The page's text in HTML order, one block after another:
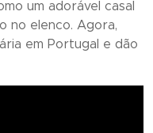
um adorável casal
no elenco. Agora,
em Portugal e dão